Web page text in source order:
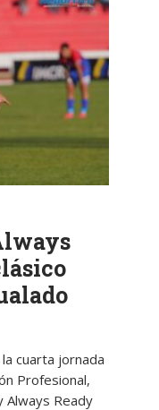
cuarta jornada
Profesional,
Always Ready